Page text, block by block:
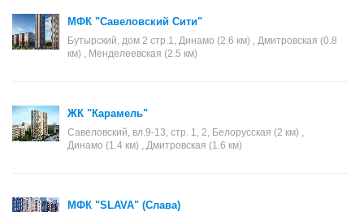
МФК "Савеловский Сити"
Бутырский, дом 2 стр.1, Динамо (2.6 км) , Дмитровская (0.8
км) , Менделеевская (2.5 км)
ЖК "Карамель"
Савеловский, вл.9-13, стр. 1, 2, Белорусская (2 км) ,
Динамо (1.4 км) , Дмитровская (1.6 км)
МФК "SLAVA" (Слава)